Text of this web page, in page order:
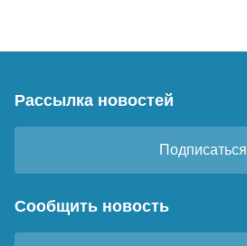
Рассылка новостей
Подписаться
Сообщить новость